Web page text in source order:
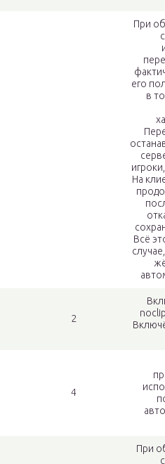
При
его
в
На
Всё
2
4
При